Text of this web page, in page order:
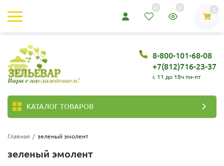
0 0 0
8-800-101-68-08
+7(812)716-23-37
c 11 до 18ч пн-пт
КАТАЛОГ ТОВАРОВ
Главная / зеленый эмолент
зеленый эмолент